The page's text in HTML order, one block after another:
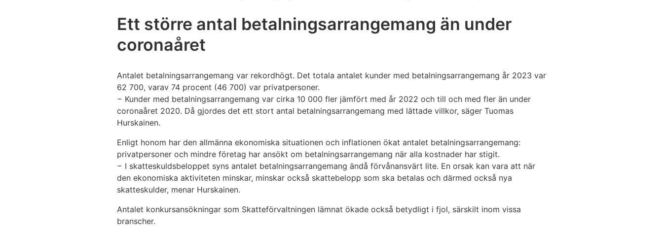
Ett större antal betalningsarrangemang än under
coronaåret
Antalet betalningsarrangemang var rekordhögt. Det totala antalet kunder med betalningsarrangemang år 2023 var
62 700, varav 74 procent (46 700) var privatpersoner.
− Kunder med betalningsarrangemang var cirka 10 000 fler jämfört med år 2022 och till och med fler än under
coronaåret 2020. Då gjordes det ett stort antal betalningsarrangemang med lättade villkor, säger Tuomas
Hurskainen.
Enligt honom har den allmänna ekonomiska situationen och inflationen ökat antalet betalningsarrangemang:
privatpersoner och mindre företag har ansökt om betalningsarrangemang när alla kostnader har stigit.
− I skatteskuldsbeloppet syns antalet betalningsarrangemang ändå förvånansvärt lite. En orsak kan vara att när
den ekonomiska aktiviteten minskar, minskar också skattebelopp som ska betalas och därmed också nya
skatteskulder, menar Hurskainen.
Antalet konkursansökningar som Skatteförvaltningen lämnat ökade också betydligt i fjol, särskilt inom vissa
branscher.